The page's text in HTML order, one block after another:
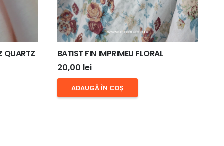
QUARTZ
BATIST FIN IMPRIMEU FLORAL
20,00 lei
ADAUGĂ ÎN COȘ